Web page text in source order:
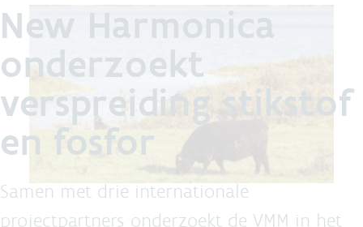
New Harmonica
onderzoekt
verspreiding stikstof
en fosfor
Samen met drie internationale
projectpartners onderzoekt de VMM in het